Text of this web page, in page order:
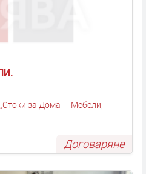
„Стоки за Дома — Мебели,
Договаряне